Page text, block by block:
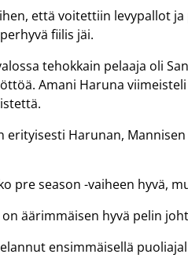
että voitettiin levypallot
fiilis jäi.
tehokkain pelaaja oli
Amani Haruna
erityisesti Harunan,
pre season -vaiheen hyvä,
äärimmäisen hyvä pelin
ensimmäisellä